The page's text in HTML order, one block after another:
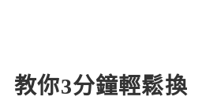
教你3分鐘輕鬆換